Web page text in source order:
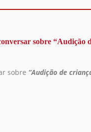
sobre “Audição
sobre “Audição de